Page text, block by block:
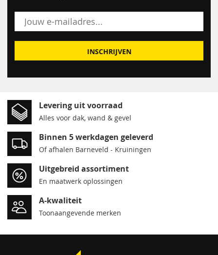
INSCHRIJVEN
Levering uit voorraad
Alles voor dak, wand & gevel
Binnen 5 werkdagen geleverd
Of afhalen Barneveld - Kruiningen
Uitgebreid assortiment
En maatwerk oplossingen
A-kwaliteit
Toonaangevende merken